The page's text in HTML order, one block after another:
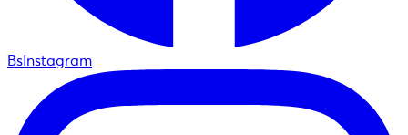
BsInstagram